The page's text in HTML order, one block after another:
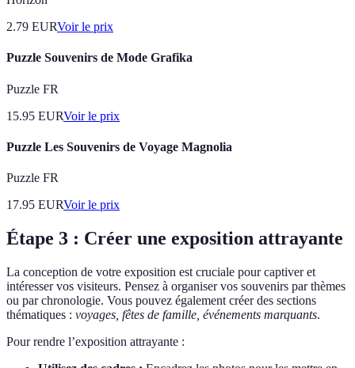
2.79 EURVoir le prix
Puzzle Souvenirs de Mode Grafika
Puzzle FR
15.95 EURVoir le prix
Puzzle Les Souvenirs de Voyage Magnolia
Puzzle FR
17.95 EURVoir le prix
Étape 3 : Créer une exposition attrayante
La conception de votre exposition est cruciale pour captiver et
intéresser vos visiteurs. Pensez à organiser vos souvenirs par thèmes
ou par chronologie. Vous pouvez également créer des sections
thématiques : voyages, fêtes de famille, événements marquants.
Pour rendre l’exposition attrayante :